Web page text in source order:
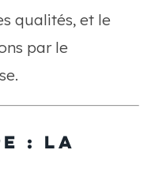
qualités, et le
par le
: LA